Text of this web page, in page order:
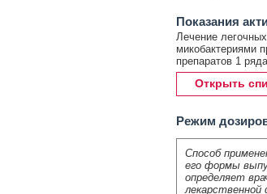
Показания
Лечение
микобактериями
препаратов 1
Открыть
Режим
Способ
его формы
определяет
лекарственной